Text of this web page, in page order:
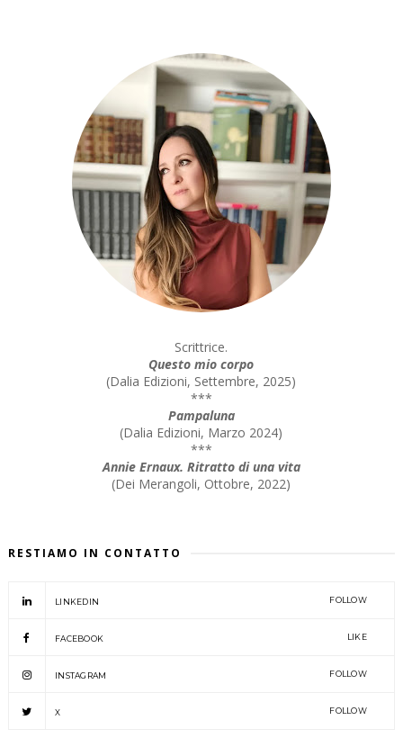
Scrittrice.
Questo mio corpo
(Dalia Edizioni, Settembre, 2025)
***
Pampaluna
(Dalia Edizioni, Marzo 2024)
***
Annie Ernaux. Ritratto di una vita
(Dei Merangoli, Ottobre, 2022)
RESTIAMO IN CONTATTO
LINKEDIN FOLLOW
FACEBOOK LIKE
INSTAGRAM FOLLOW
X FOLLOW